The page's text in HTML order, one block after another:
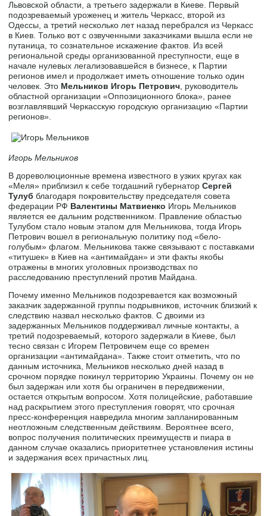
Львовской области, а третьего задержали в Киеве. Первый
подозреваемый уроженец и житель Черкасс, второй из
Одессы, а третий несколько лет назад перебрался из Черкасс
в Киев. Только вот с озвученными заказчиками вышла если не
путаница, то сознательное искажение фактов. Из всей
региональной среды организованной преступности, еще в
начале нулевых легализовавшейся в бизнесе, к Партии
регионов имел и продолжает иметь отношение только один
человек. Это Мельников Игорь Петрович, руководитель
областной организации «Оппозиционного блока», ранее
возглавлявший Черкасскую городскую организацию «Партии
регионов».
Игорь Мельников
В дореволюционные времена известного в узких кругах как
«Меля» приблизил к себе тогдашний губернаторСергей
Тулуб благодаря покровительству председателя совета
федерации РФ Валентины Матвиенко Игорь Мельников
является ее дальним родственником. Правление областью
Тулубом стало новым этапом для Мельникова, тогда Игорь
Петрович вошел в региональную политику под «бело-
голубым» флагом. Мельникова также связывают с поставками
«титушек» в Киев на «антимайдан» и эти факты якобы
отражены в многих уголовных производствах по
расследованию преступлений против Майдана.
Почему именно Мельников подозревается как возможный
заказчик задержанной группы подрывников, источник близкий к
следствию назвал несколько фактов. С двоими из
задержанных Мельников поддерживал личные контакты, а
третий подозреваемый, которого задержали в Киеве, был
тесно связан с Игорем Петровичем еще со времен
организации «антимайдана». Также стоит отметить, что по
данным источника, Мельников несколько дней назад в
срочном порядке покинул территорию Украины. Почему он не
был задержан или хотя бы ограничен в передвижении,
остается открытым вопросом. Хотя полицейские, работавшие
над раскрытием этого преступления говорят, что срочная
пресс-конференция навредила многим запланированным
неотложным следственным действиям. Вероятнее всего,
вопрос получения политических преимуществ и пиара в
данном случае оказались приоритетнее установления истины
и задержания всех причастных лиц.